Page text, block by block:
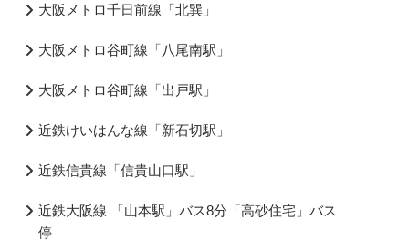
大阪メトロ千日前線「北巽」
大阪メトロ谷町線「八尾南駅」
大阪メトロ谷町線「出戸駅」
近鉄けいはんな線「新石切駅」
近鉄信貴線「信貴山口駅」
近鉄大阪線 「山本駅」バス8分「高砂住宅」バス
停